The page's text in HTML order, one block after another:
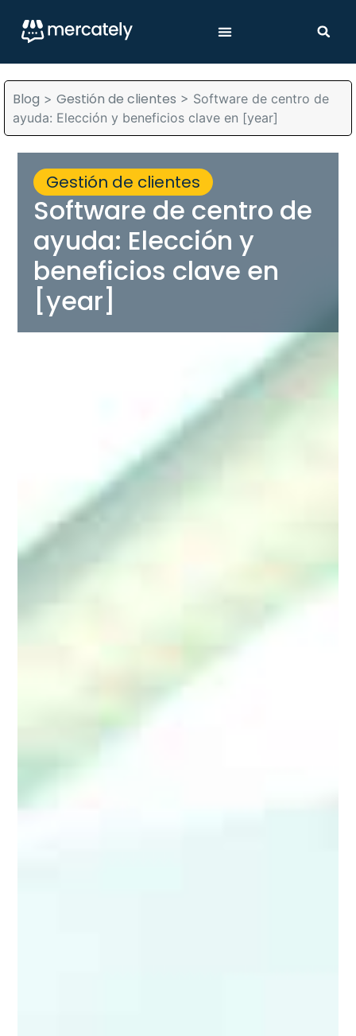
Blog > Gestión de clientes > Software de centro de
ayuda: Elección y beneficios clave en [year]
Gestión de clientes
Software de centro de
ayuda: Elección y
beneficios clave en
[year]